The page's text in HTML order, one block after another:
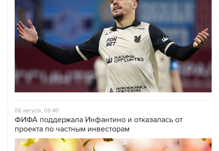
06 августа, 09:40
ФИФА поддержала Инфантино и отказалась от
проекта по частным инвесторам